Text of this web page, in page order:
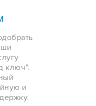
ключ".
и